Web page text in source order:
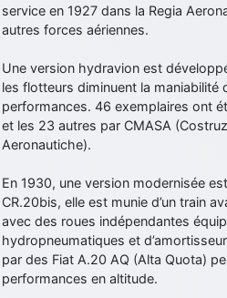
service en 1927 dans la Regia
autres forces aériennes.
Une version hydravion est
les flotteurs diminuent la maniabilité
performances. 46 exemplaires ont
et les 23 autres par CMASA
Aeronautiche).
En 1930, une version modernisée
CR.20bis, elle est munie d’un train
avec des roues indépendantes
hydropneumatiques et
par des Fiat A.20 AQ (Alta Quota)
performances en altitude.